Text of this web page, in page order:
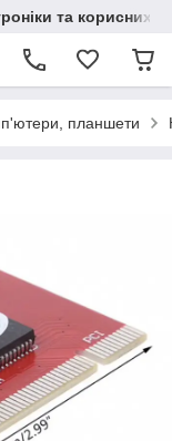
та корисних
планшети